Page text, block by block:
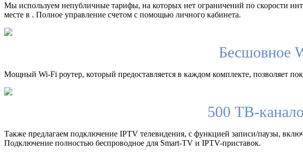
Мы используем непубличные тарифы, на которых нет ограничений по скорости
месте в . Полное управление счетом с помощью личного кабинета.
Бесшовное
Мощный Wi-Fi роутер, который предоставляется в каждом комплекте, позволяет
500 ТВ-
Также предлагаем подключение IPTV телевидения, с функцией записи/паузы,
Подключение полностью беспроводное для Smart-TV и IPTV-приставок.